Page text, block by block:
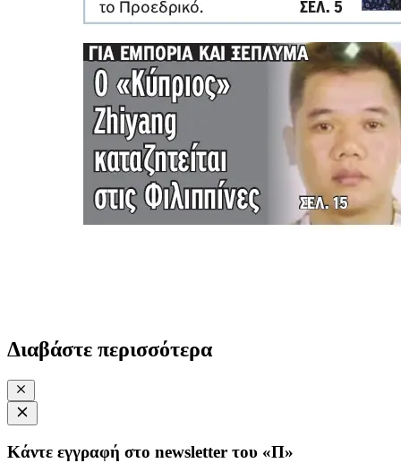
Διαβάστε περισσότερα
Κάντε εγγραφή στο newsletter του «Π»